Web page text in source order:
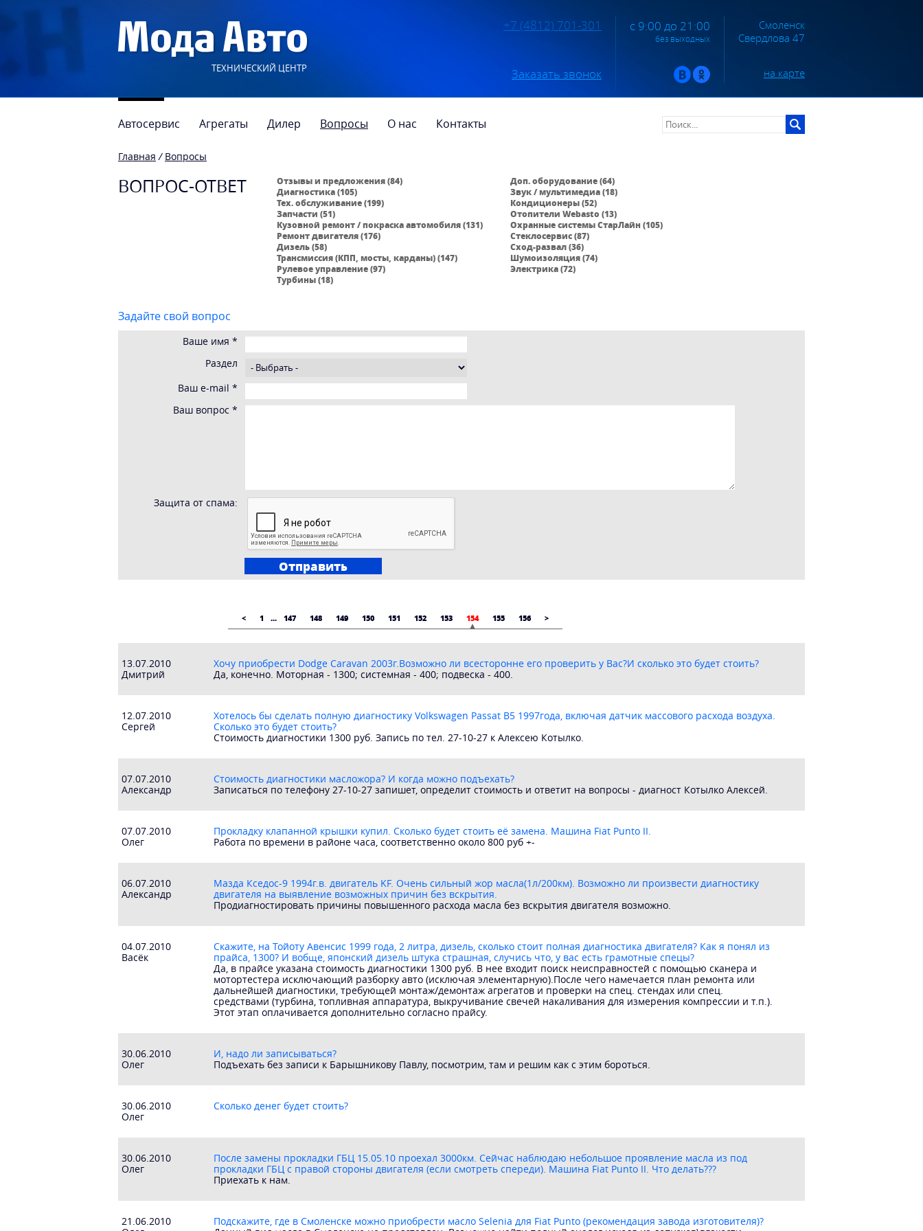
ТЕХНИЧЕСКИЙ ЦЕНТР
+7 (4812) 701-301
Заказать звонок
с 9:00 до 21:00
без выходных
Смоленск
Свердлова 47
на карте
Автосервис Агрегаты Дилер Вопросы О нас Контакты
Главная / Вопросы
ВОПРОС-ОТВЕТ
Отзывы и предложения (84)
Диагностика (105)
Тех. обслуживание (199)
Запчасти (51)
Кузовной ремонт / покраска автомобиля (131)
Ремонт двигателя (176)
Дизель (58)
Трансмиссия (КПП, мосты, карданы) (147)
Рулевое управление (97)
Турбины (18)
Доп. оборудование (64)
Звук / мультимедиа (18)
Кондиционеры (52)
Отопители Webasto (13)
Охранные системы СтарЛайн (105)
Стеклосервис (87)
Сход-развал (36)
Шумоизоляция (74)
Электрика (72)
Задайте свой вопрос
Ваше имя *
Раздел
Ваш e-mail *
Ваш вопрос *
Защита от спама:
< 1 ... 147 148 149 150 151 152 153 154 155 156 >
13.07.2010
Дмитрий
Хочу приобрести Dodge Caravan 2003г.Возможно ли всесторонне его проверить у Вас?И сколько это будет стоить?
Да, конечно. Моторная - 1300; системная - 400; подвеска - 400.
12.07.2010
Сергей
Хотелось бы сделать полную диагностику Volkswagen Passat B5 1997года, включая датчик массового расхода воздуха.
Сколько это будет стоить?
Стоимость диагностики 1300 руб. Запись по тел. 27-10-27 к Алексею Котылко.
07.07.2010
Александр
Стоимость диагностики масложора? И когда можно подъехать?
Записаться по телефону 27-10-27 запишет, определит стоимость и ответит на вопросы - диагност Котылко Алексей.
07.07.2010
Олег
Прокладку клапанной крышки купил. Сколько будет стоить её замена. Машина Fiat Punto II.
Работа по времени в районе часа, соответственно около 800 руб +-
06.07.2010
Александр
Мазда Кседос-9 1994г.в. двигатель KF. Очень сильный жор масла(1л/200км). Возможно ли произвести диагностику
двигателя на выявление возможных причин без вскрытия.
Продиагностировать причины повышенного расхода масла без вскрытия двигателя возможно.
04.07.2010
Васёк
Скажите, на Тойоту Авенсис 1999 года, 2 литра, дизель, сколько стоит полная диагностика двигателя? Как я понял из
прайса, 1300? И вобще, японский дизель штука страшная, случись что, у вас есть грамотные спецы?
Да, в прайсе указана стоимость диагностики 1300 руб. В нее входит поиск неисправностей с помощью сканера и
мотортестера исключающий разборку авто (исключая элементарную).После чего намечается план ремонта или
дальнейшей диагностики, требующей монтаж/демонтаж агрегатов и проверки на спец. стендах или спец.
средствами (турбина, топливная аппаратура, выкручивание свечей накаливания для измерения компрессии и т.п.).
Этот этап оплачивается дополнительно согласно прайсу.
30.06.2010
Олег
И, надо ли записываться?
Подъехать без записи к Барышникову Павлу, посмотрим, там и решим как с этим бороться.
30.06.2010
Олег
Сколько денег будет стоить?
30.06.2010
Олег
После замены прокладки ГБЦ 15.05.10 проехал 3000км. Сейчас наблюдаю небольшое проявление масла из под
прокладки ГБЦ с правой стороны двигателя (если смотреть спереди). Машина Fiat Punto II. Что делать???
Приехать к нам.
21.06.2010
Подскажите, где в Смоленске можно приобрести масло Selenia для Fiat Punto (рекомендация завода изготовителя)?